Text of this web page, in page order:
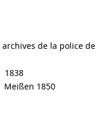
de la police de
1838
Meißen 1850